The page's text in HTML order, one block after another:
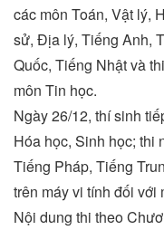
các môn Toán, Vật lý,
sử, Địa lý, Tiếng Anh,
Quốc, Tiếng Nhật và
môn Tin học.
Ngày 26/12, thí sinh
Hóa học, Sinh học; thi
Tiếng Pháp, Tiếng
trên máy vi tính đối với
Nội dung thi theo